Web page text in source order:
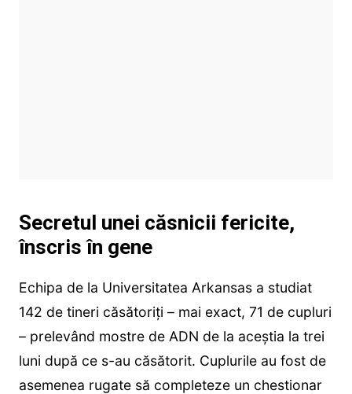
Secretul unei căsnicii fericite,
înscris în gene
Echipa de la Universitatea Arkansas a studiat
142 de tineri căsătoriți – mai exact, 71 de cupluri
– prelevând mostre de ADN de la aceștia la trei
luni după ce s-au căsătorit. Cuplurile au fost de
asemenea rugate să completeze un chestionar